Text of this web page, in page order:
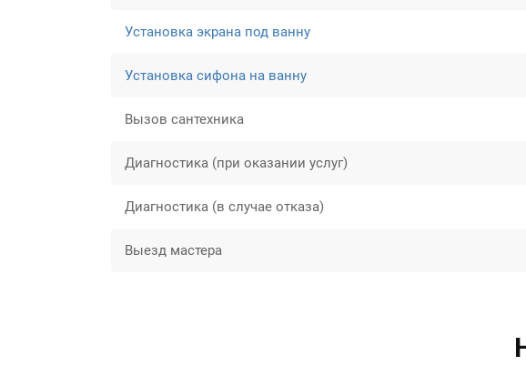
Установка экрана под ванну
Установка сифона на ванну
Вызов сантехника
Диагностика (при оказании услуг)
Диагностика (в случае отказа)
Выезд мастера